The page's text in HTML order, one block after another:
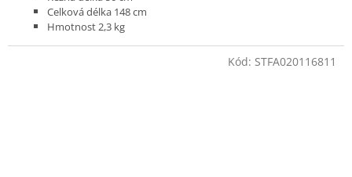
Celková délka 148 cm
Hmotnost 2,3 kg
Pro Kombimotory s kruhovou rukojetí (R)Kód: STFA020116811